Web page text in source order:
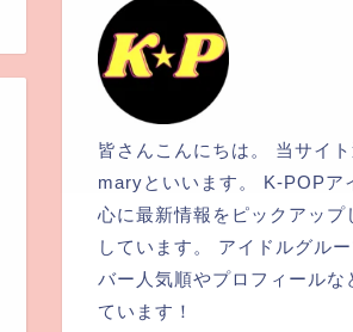
皆さんこんにちは。 当サイ
maryといいます。 K-POPア
心に最新情報をピックアップ
しています。 アイドルグル
バー人気順やプロフィールな
ています！